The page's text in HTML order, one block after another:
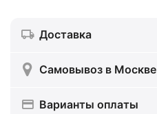
Доставка
Самовывоз в Москве
Варианты оплаты